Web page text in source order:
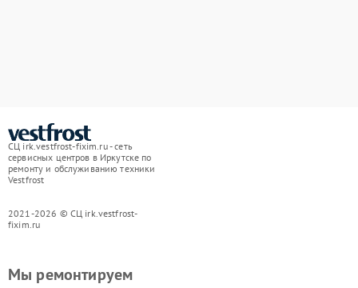
СЦ irk.vestfrost-fixim.ru - сеть
сервисных центров в Иркутске по
ремонту и обслуживанию техники
Vestfrost
2021-2026 © СЦ irk.vestfrost-
fixim.ru
Мы ремонтируем